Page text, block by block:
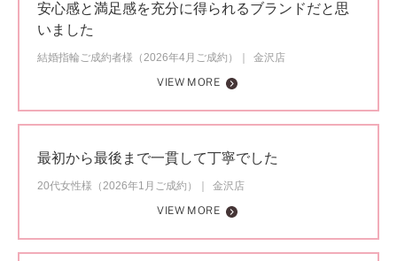
安心感と満足感を充分に得られるブランドだと思
いました
結婚指輪ご成約者様（2026年4月ご成約）
金沢店
VIEW MORE
最初から最後まで一貫して丁寧でした
20代女性様（2026年1月ご成約）
金沢店
VIEW MORE